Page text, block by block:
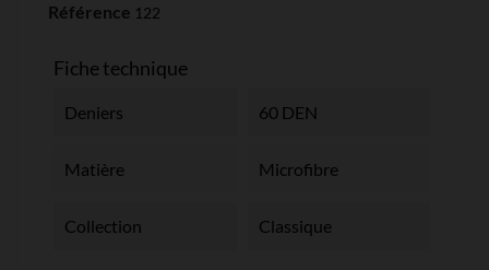
Référence 122
Fiche technique
Deniers 60 DEN
Matière Microfibre
Collection Classique